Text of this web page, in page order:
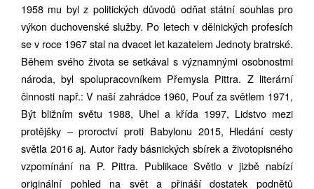
1958 mu byl z politických důvodů odňat státní souhlas pro
výkon duchovenské služby. Po letech v dělnických profesích
se v roce 1967 stal na dvacet let kazatelem Jednoty bratrské.
Během svého života se setkával s významnými osobnostmi
národa, byl spolupracovníkem Přemysla Pittra. Z literární
činnosti např.: V naší zahrádce 1960, Pouť za světlem 1971,
Být bližním světu 1988, Uhel a křída 1997, Lidstvo mezi
protějšky – proroctví proti Babylonu 2015, Hledání cesty
světla 2016 aj. Autor řady básnických sbírek a životopisného
vzpomínání na P. Pittra. Publikace Světlo v jizbě nabízí
originální pohled na svět a přináší dostatek podnětů